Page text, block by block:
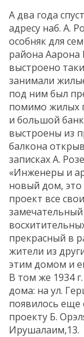
А два года
адресу наб. А.
особняк для
района Аарона
выстроено
занимали
под ним был
помимо жилых
и большой
выстроены из
балкона
записках А.
«Инженеры и
новый дом, это
проект все
прекрасный в
жители из
этим домом и
В том же 1934
дома: на ул.
появилось еще
проекту Б.
Ирушалаим,13.